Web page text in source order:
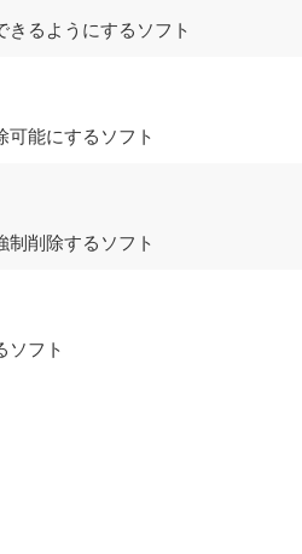
きるようにするソフト
可能にするソフト
制削除するソフト
ソフト